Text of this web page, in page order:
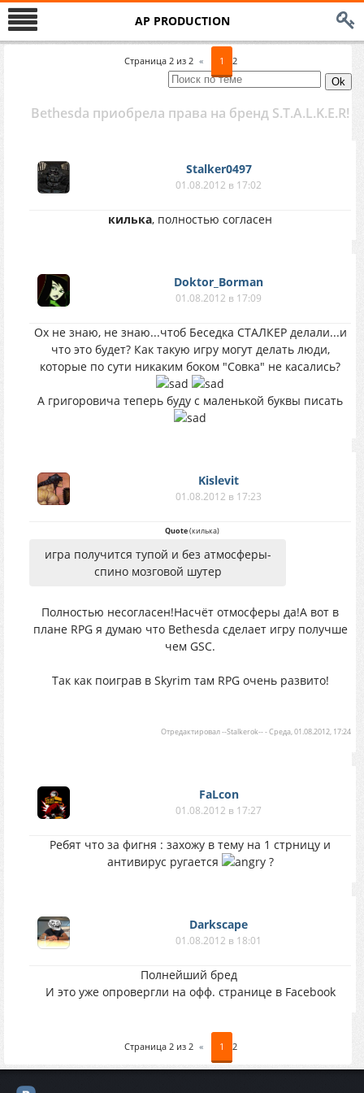
AP PRODUCTION
Страница 2 из 2 « 1 2
Bethesda приобрела права на бренд S.T.A.L.K.E.R!
Stalker0497
01.08.2012 в 17:02
килька, полностью согласен
Doktor_Borman
01.08.2012 в 17:09
Ох не знаю, не знаю...чтоб Беседка СТАЛКЕР делали...и
что это будет? Как такую игру могут делать люди,
которые по сути никаким боком "Совка" не касались?
А григоровича теперь буду с маленькой буквы писать
Kislevit
01.08.2012 в 17:23
Quote(килька)
игра получится тупой и без атмосферы-
спино мозговой шутер
Полностью несогласен!Насчёт отмосферы да!А вот в
плане RPG я думаю что Bethesda сделает игру получше
чем GSC.
Так как поиграв в Skyrim там RPG очень развито!
Отредактировал--Stalkerok---Среда, 01.08.2012, 17:24
FaLcon
01.08.2012 в 17:27
Ребят что за фигня : захожу в тему на 1 стрницу и
антивирус ругается
?
Darkscape
01.08.2012 в 18:01
Полнейший бред
И это уже опровергли на офф. странице в Facebook
Страница 2 из 2 « 1 2